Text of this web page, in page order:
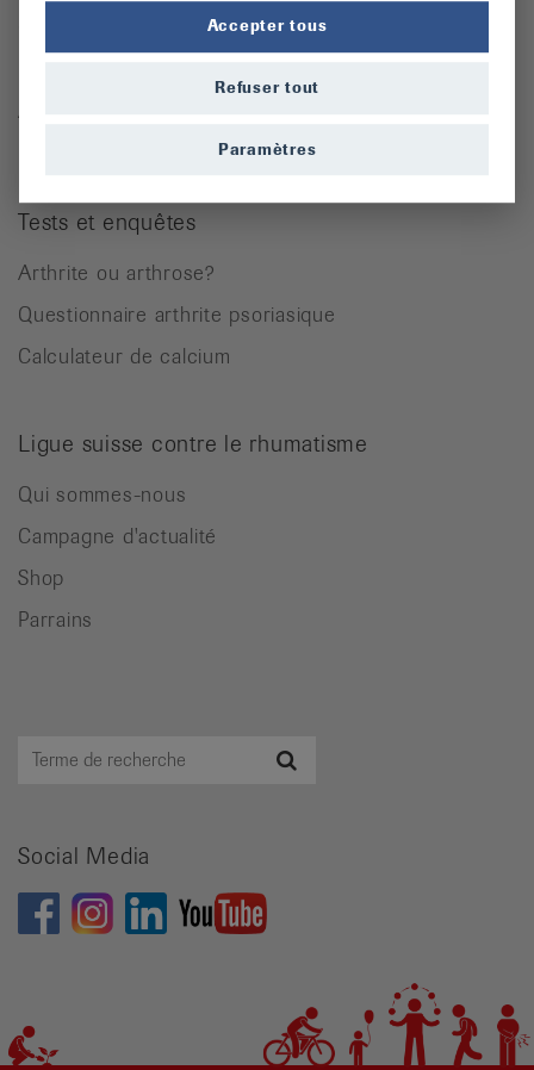
Autres maladies rhumatismales
Tests et enquêtes
Arthrite ou arthrose?
Questionnaire arthrite psoriasique
Calculateur de calcium
Ligue suisse contre le rhumatisme
Qui sommes-nous
Campagne d'actualité
Shop
Parrains
Terme
Social Media
Accepter tous
Refuser tout
Paramètres